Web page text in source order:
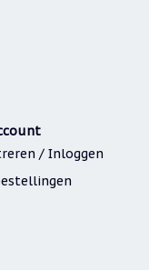
/ Inloggen